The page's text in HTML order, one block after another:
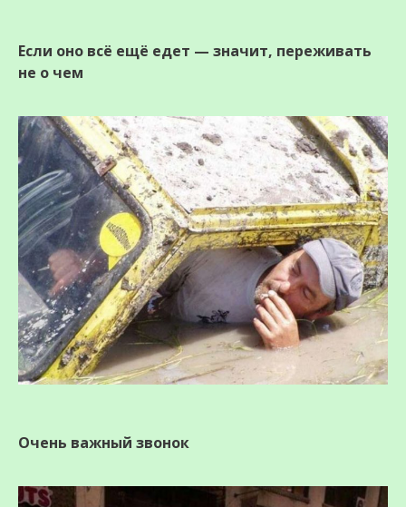
Если оно всё ещё едет — значит, переживать
не о чем
Очень важный звонок